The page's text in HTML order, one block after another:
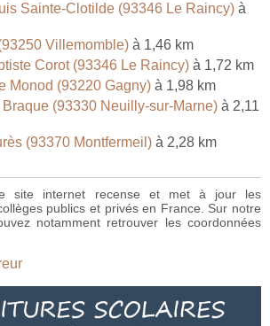
Sainte-Clotilde (93346 Le Raincy) à
Villemomble) à 1,46 km
Corot (93346 Le Raincy) à 1,72 km
Monod (93220 Gagny) à 1,98 km
(93330 Neuilly-sur-Marne) à 2,11
(93370 Montfermeil) à 2,28 km
site internet recense et met à jour les
publics et privés en France. Sur notre
notamment retrouver les coordonnées